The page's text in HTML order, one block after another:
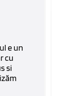
e un
cu
si